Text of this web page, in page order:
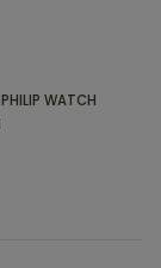
PHILIP WATCH